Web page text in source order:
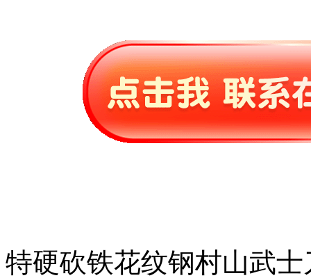
特硬砍铁花纹钢村山武